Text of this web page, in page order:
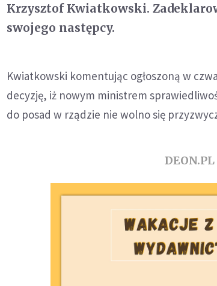
Krzysztof Kwiatkowski.
swojego następcy.
Kwiatkowski komentując ogłoszoną w
decyzję, iż nowym ministrem
do posad w rządzie nie wolno się